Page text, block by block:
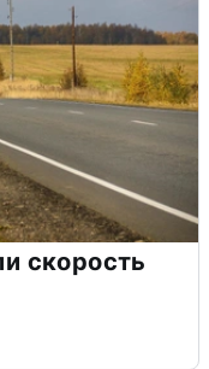
скорость